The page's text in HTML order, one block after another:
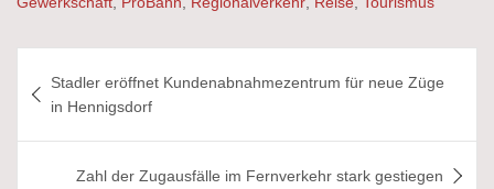
Stadler eröffnet Kundenabnahmezentrum für neue Züge
in Hennigsdorf
Zahl der Zugausfälle im Fernverkehr stark gestiegen